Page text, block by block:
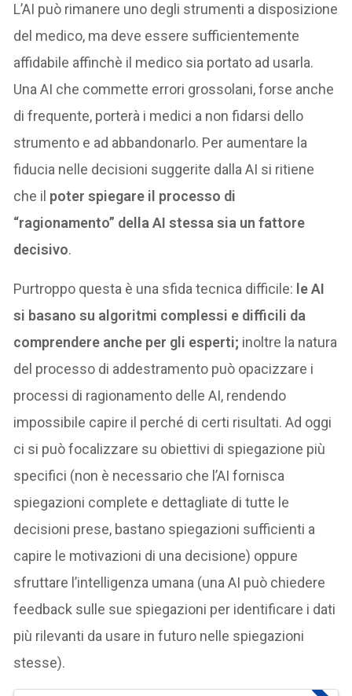
L’AI può rimanere uno degli strumenti a disposizione
del medico, ma deve essere sufficientemente
affidabile affinchè il medico sia portato ad usarla.
Una AI che commette errori grossolani, forse anche
di frequente, porterà i medici a non fidarsi dello
strumento e ad abbandonarlo. Per aumentare la
fiducia nelle decisioni suggerite dalla AI si ritiene
che il poter spiegare il processo di
“ragionamento” della AI stessa sia un fattore
decisivo.
Purtroppo questa è una sfida tecnica difficile: le AI
si basano su algoritmi complessi e difficili da
comprendere anche per gli esperti; inoltre la natura
del processo di addestramento può opacizzare i
processi di ragionamento delle AI, rendendo
impossibile capire il perché di certi risultati. Ad oggi
ci si può focalizzare su obiettivi di spiegazione più
specifici (non è necessario che l’AI fornisca
spiegazioni complete e dettagliate di tutte le
decisioni prese, bastano spiegazioni sufficienti a
capire le motivazioni di una decisione) oppure
sfruttare l’intelligenza umana (una AI può chiedere
feedback sulle sue spiegazioni per identificare i dati
più rilevanti da usare in futuro nelle spiegazioni
stesse).